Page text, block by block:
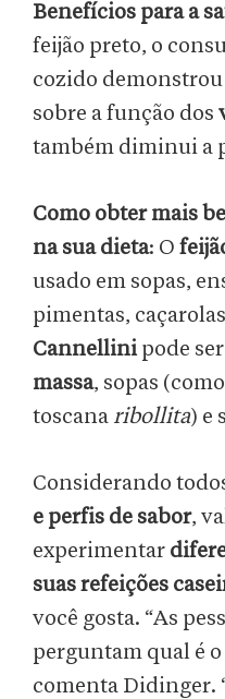
Benefícios para a
feijão preto, o
cozido
sobre a função dos
também diminui a
Como obter mais
na sua dieta: O
usado em sopas,
pimentas,
Cannellinipode
massa, sopas
toscana ribollita) e
Considerando
e perfis de sabor,
experimentar
suas refeições
você gosta. “As
perguntam qual é
comenta Didinger.